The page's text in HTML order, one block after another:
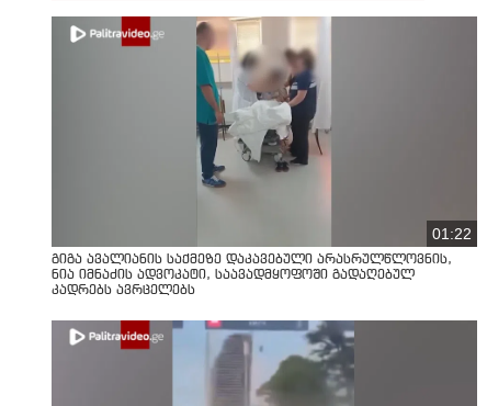
01:22
გიგა ავალიანის საქმეზე დაკავებული არასრულწლოვნის,
ნია იმნაძის ადვოკატი, საავადმყოფოში გადაღებულ
კადრებს ავრცელებს